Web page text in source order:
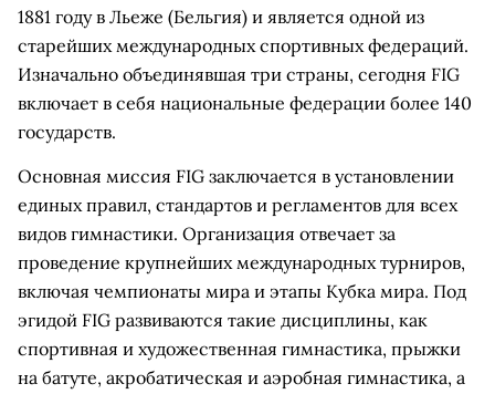
1881 году в Льеже (Бельгия) и является одной из
старейших международных спортивных федераций.
Изначально объединявшая три страны, сегодня FIG
включает в себя национальные федерации более 140
государств.
Основная миссия FIG заключается в установлении
единых правил, стандартов и регламентов для всех
видов гимнастики. Организация отвечает за
проведение крупнейших международных турниров,
включая чемпионаты мира и этапы Кубка мира. Под
эгидой FIG развиваются такие дисциплины, как
спортивная и художественная гимнастика, прыжки
на батуте, акробатическая и аэробная гимнастика, а